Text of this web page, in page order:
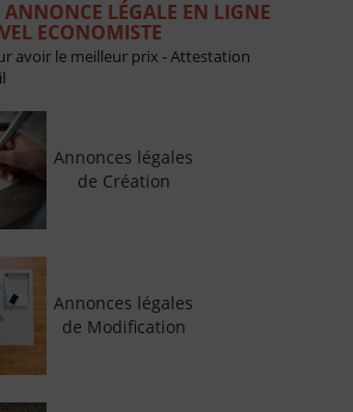
LÉGALE EN LIGNE
ECONOMISTE
avoir le meilleur prix - Attestation
Annonces légales
de Création
Annonces légales
de Modification